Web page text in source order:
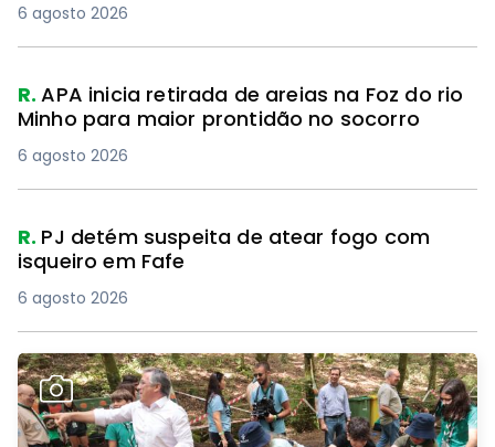
6 agosto 2026
R.APA inicia retirada de areias na Foz do rio
Minho para maior prontidão no socorro
6 agosto 2026
R. PJ detém suspeita de atear fogo com
isqueiro em Fafe
6 agosto 2026